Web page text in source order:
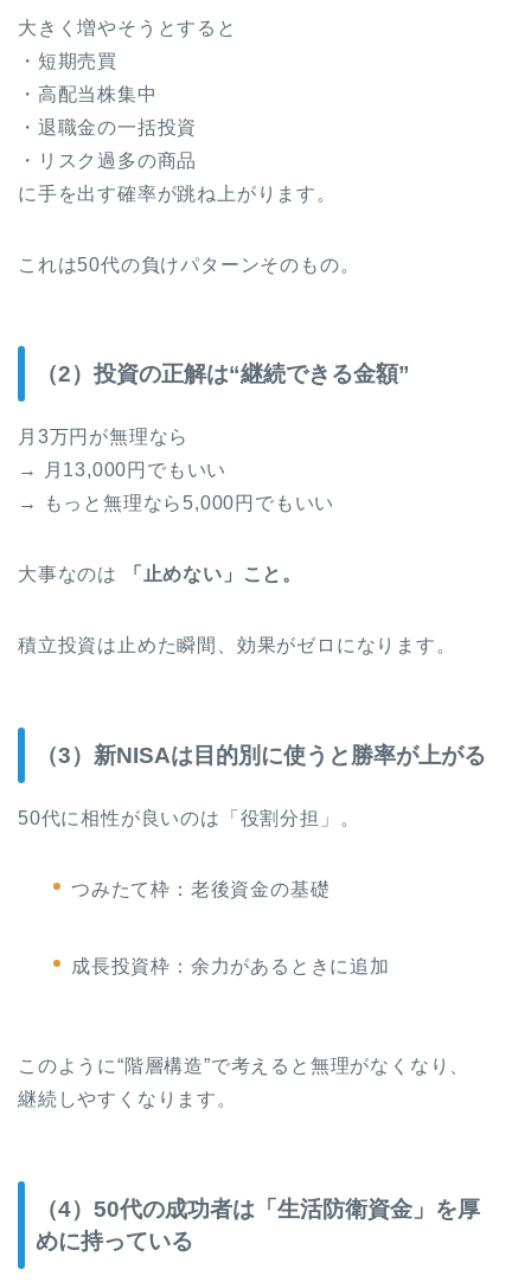
大きく増やそうとすると
・短期売買
・高配当株集中
・退職金の一括投資
・リスク過多の商品
に手を出す確率が跳ね上がります。
これは50代の負けパターンそのもの。
（2）投資の正解は“継続できる金額”
月3万円が無理なら
→ 月13,000円でもいい
→ もっと無理なら5,000円でもいい
大事なのは 「止めない」こと。
積立投資は止めた瞬間、効果がゼロになります。
（3）新NISAは目的別に使うと勝率が上がる
50代に相性が良いのは「役割分担」。
つみたて枠：老後資金の基礎
成長投資枠：余力があるときに追加
このように“階層構造”で考えると無理がなくなり、
継続しやすくなります。
（4）50代の成功者は「生活防衛資金」を厚
めに持っている